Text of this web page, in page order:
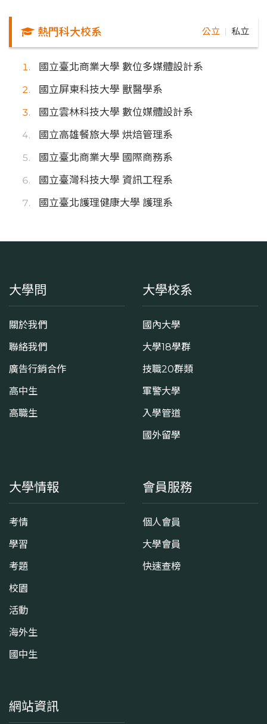
熱門科大校系 公立 私立
國立臺北商業大學 數位多媒體設計系
國立屏東科技大學 獸醫學系
國立雲林科技大學 數位媒體設計系
國立高雄餐旅大學 烘焙管理系
國立臺北商業大學 國際商務系
國立臺灣科技大學 資訊工程系
國立臺北護理健康大學 護理系
大學問
關於我們
聯絡我們
廣告行銷合作
高中生
高職生
大學校系
國內大學
大學18學群
技職20群類
軍警大學
入學管道
國外留學
大學情報
考情
學習
考題
校園
活動
海外生
國中生
會員服務
個人會員
大學會員
快速查榜
網站資訊